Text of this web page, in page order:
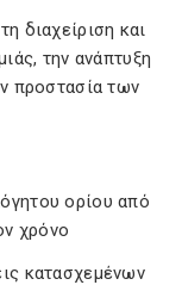
διαχείριση και
την ανάπτυξη
προστασία των
ορίου από
χρόνο
κατασχεμένων